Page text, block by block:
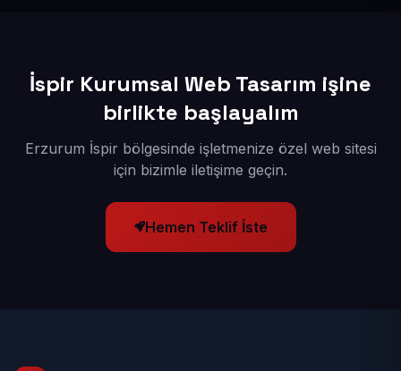
İspir Kurumsal Web Tasarım işine
birlikte başlayalım
Erzurum İspir bölgesinde işletmenize özel web sitesi
için bizimle iletişime geçin.
Hemen Teklif İste